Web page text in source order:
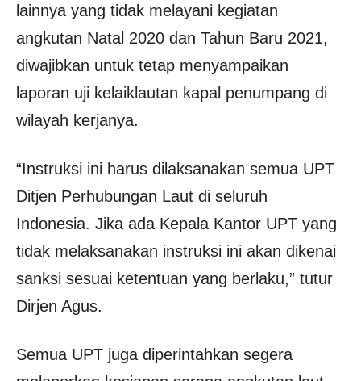
lainnya yang tidak melayani kegiatan
angkutan Natal 2020 dan Tahun Baru 2021,
diwajibkan untuk tetap menyampaikan
laporan uji kelaiklautan kapal penumpang di
wilayah kerjanya.
“Instruksi ini harus dilaksanakan semua UPT
Ditjen Perhubungan Laut di seluruh
Indonesia. Jika ada Kepala Kantor UPT yang
tidak melaksanakan instruksi ini akan dikenai
sanksi sesuai ketentuan yang berlaku,” tutur
Dirjen Agus.
Semua UPT juga diperintahkan segera